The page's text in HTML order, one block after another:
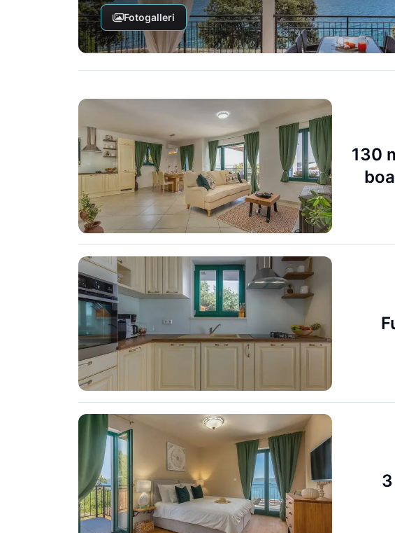
Fotogalleri
130